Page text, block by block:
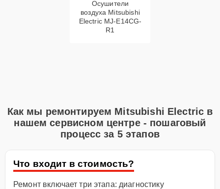
Осушители
воздуха Mitsubishi
Electric MJ-E14CG-
R1
Как мы ремонтируем Mitsubishi Electric в
нашем сервисном центре - пошаговый
процесс за 5 этапов
Что входит в стоимость?
Ремонт включает три этапа: диагностику